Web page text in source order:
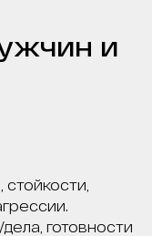
и
готовности